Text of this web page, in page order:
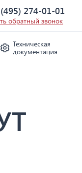
274-01-01
обратный звонок
Техническая
документация